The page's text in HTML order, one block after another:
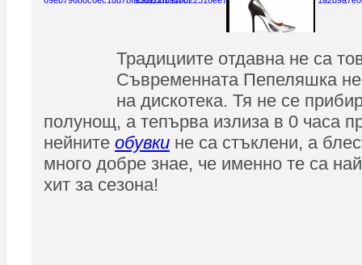
Традициите отдавна не са
Съвременната Пепеляшка
на дискотека. Тя не се
полунощ, а тепърва излиза в 0 часа
нейните обувки не са стъклени, а
много добре знае, че именно те са
хит за сезона!